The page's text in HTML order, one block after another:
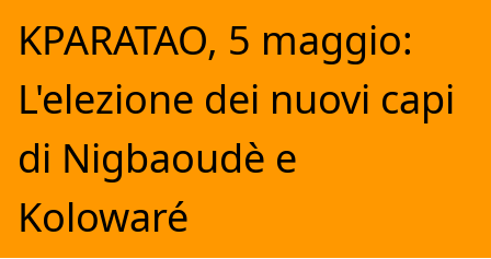
KPARATAO, 5 maggio:
L'elezione dei nuovi capi
di Nigbaoudè e
Kolowaré